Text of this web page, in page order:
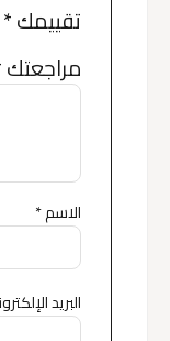
تقييمك*
مراجعتك
الاسم*
البريد